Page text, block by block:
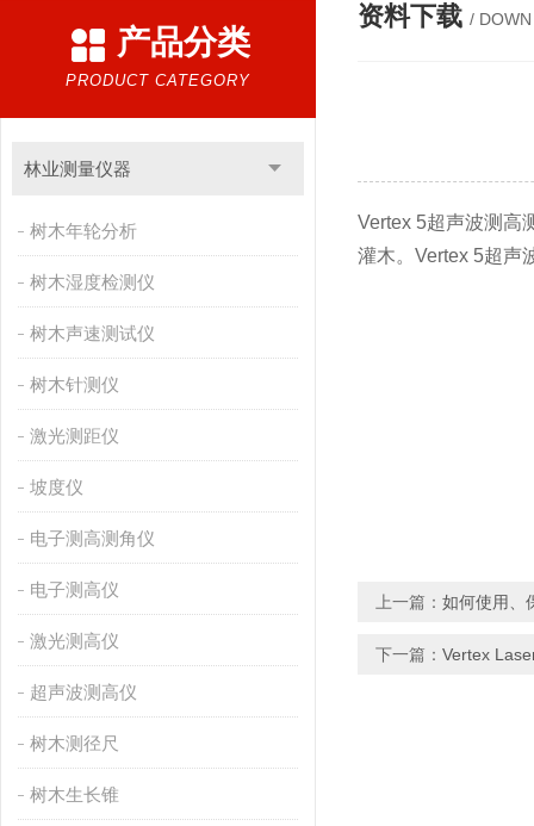
产品分类
PRODUCT CATEGORY
林业测量仪器
树木年轮分析
树木湿度检测仪
树木声速测试仪
树木针测仪
激光测距仪
坡度仪
电子测高测角仪
电子测高仪
激光测高仪
超声波测高仪
树木测径尺
树木生长锥
资料下载 / DOWN
Vertex 5超声波测高
灌木。Vertex 5超声
上一篇： 如何使用、
下一篇： Vertex